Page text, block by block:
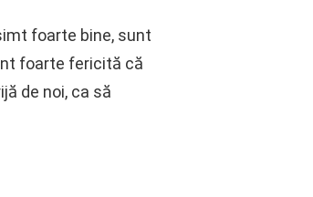
foarte bine, sunt
foarte fericită că
de noi, ca să